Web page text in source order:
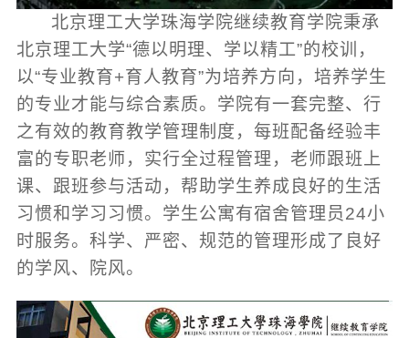
北京理工大学珠海学院继续教育学院秉承
北京理工大学“德以明理、学以精工”的校训，
以“专业教育+育人教育”为培养方向，培养学生
的专业才能与综合素质。学院有一套完整、行
之有效的教育教学管理制度，每班配备经验丰
富的专职老师，实行全过程管理，老师跟班上
课、跟班参与活动，帮助学生养成良好的生活
习惯和学习习惯。学生公寓有宿舍管理员24小
时服务。科学、严密、规范的管理形成了良好
的学风、院风。